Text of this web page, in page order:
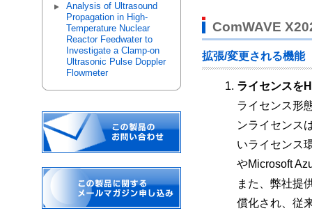
Analysis of Ultrasound
Propagation in High-
Temperature Nuclear
Reactor Feedwater to
Investigate a Clamp-on
Ultrasonic Pulse Doppler
Flowmeter
ComWAVE
拡張/変更される機能
ライセンスを
ライセンス形
ンライセンス
いライセンス
やMicrosoft
また、弊社提
償化され、従